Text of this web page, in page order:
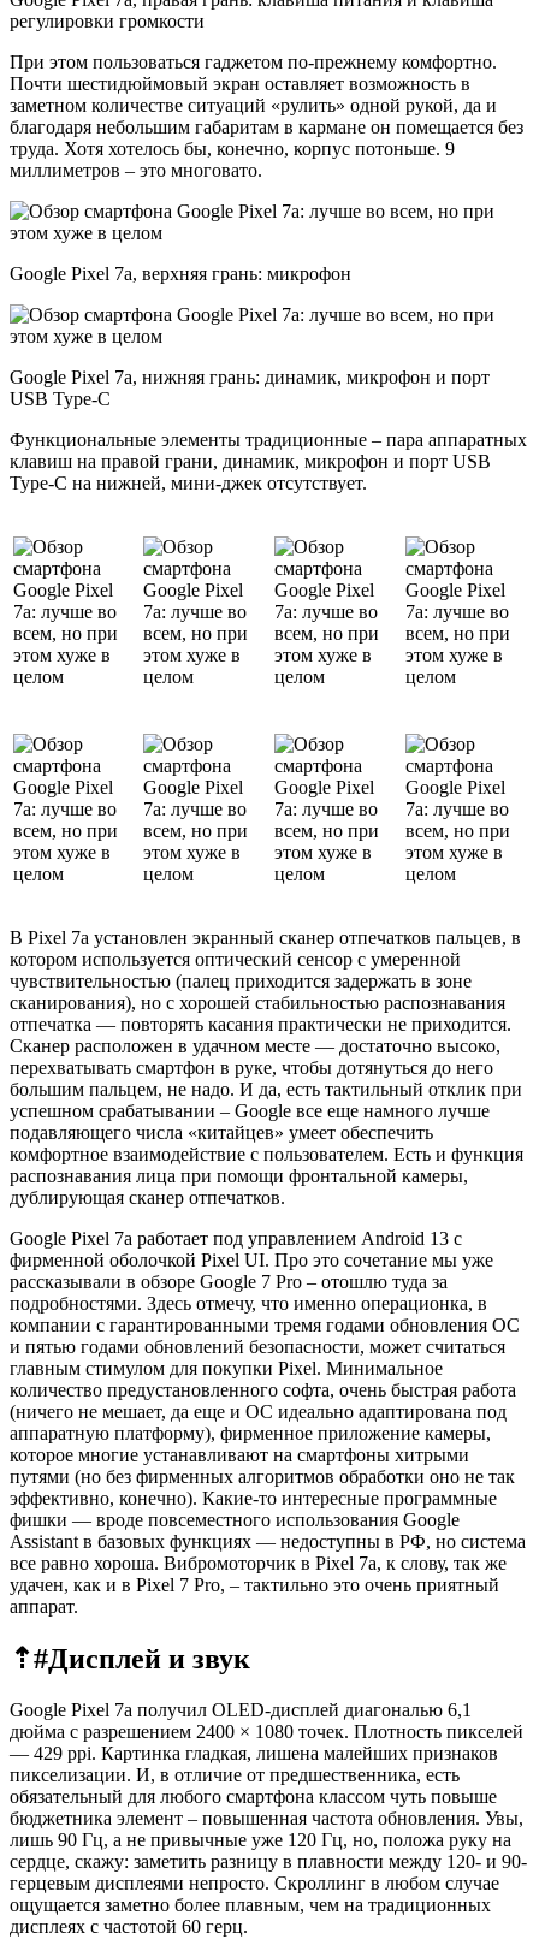
регулировки громкости
При этом пользоваться гаджетом по-прежнему комфортно.
Почти шестидюймовый экран оставляет возможность в
заметном количестве ситуаций «рулить» одной рукой, да и
благодаря небольшим габаритам в кармане он помещается без
труда. Хотя хотелось бы, конечно, корпус потоньше. 9
миллиметров – это многовато.
Google Pixel 7a, верхняя грань: микрофон
Google Pixel 7a, нижняя грань: динамик, микрофон и порт
USB Type-C
Функциональные элементы традиционные – пара аппаратных
клавиш на правой грани, динамик, микрофон и порт USB
Type-C на нижней, мини-джек отсутствует.
В Pixel 7a установлен экранный сканер отпечатков пальцев, в
котором используется оптический сенсор с умеренной
чувствительностью (палец приходится задержать в зоне
сканирования), но с хорошей стабильностью распознавания
отпечатка — повторять касания практически не приходится.
Сканер расположен в удачном месте — достаточно высоко,
перехватывать смартфон в руке, чтобы дотянуться до него
большим пальцем, не надо. И да, есть тактильный отклик при
успешном срабатывании – Google все еще намного лучше
подавляющего числа «китайцев» умеет обеспечить
комфортное взаимодействие с пользователем. Есть и функция
распознавания лица при помощи фронтальной камеры,
дублирующая сканер отпечатков.
Google Pixel 7a работает под управлением Android 13 c
фирменной оболочкой Pixel UI. Про это сочетание мы уже
рассказывали в обзоре Google 7 Pro – отошлю туда за
подробностями. Здесь отмечу, что именно операционка, в
компании с гарантированными тремя годами обновления ОС
и пятью годами обновлений безопасности, может считаться
главным стимулом для покупки Pixel. Минимальное
количество предустановленного софта, очень быстрая работа
(ничего не мешает, да еще и ОС идеально адаптирована под
аппаратную платформу), фирменное приложение камеры,
которое многие устанавливают на смартфоны хитрыми
путями (но без фирменных алгоритмов обработки оно не так
эффективно, конечно). Какие-то интересные программные
фишки — вроде повсеместного использования Google
Assistant в базовых функциях — недоступны в РФ, но система
все равно хороша. Вибромоторчик в Pixel 7a, к слову, так же
удачен, как и в Pixel 7 Pro, – тактильно это очень приятный
аппарат.
⇡#Дисплей и звук
Google Pixel 7a получил OLED-дисплей диагональю 6,1
дюйма с разрешением 2400 × 1080 точек. Плотность пикселей
— 429 ppi. Картинка гладкая, лишена малейших признаков
пикселизации. И, в отличие от предшественника, есть
обязательный для любого смартфона классом чуть повыше
бюджетника элемент – повышенная частота обновления. Увы,
лишь 90 Гц, а не привычные уже 120 Гц, но, положа руку на
сердце, скажу: заметить разницу в плавности между 120- и 90-
герцевым дисплеями непросто. Скроллинг в любом случае
ощущается заметно более плавным, чем на традиционных
дисплеях с частотой 60 герц.